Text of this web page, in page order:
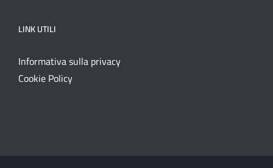
LINK UTILI
Informativa sulla privacy
Cookie Policy